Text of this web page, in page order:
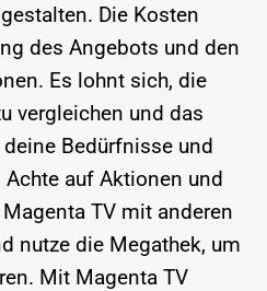
Die Kosten
des Angebots und den
Es lohnt sich, die
vergleichen und das
Bedürfnisse und
auf Aktionen und
TV mit anderen
nutze die Megathek, um
Mit Magenta TV